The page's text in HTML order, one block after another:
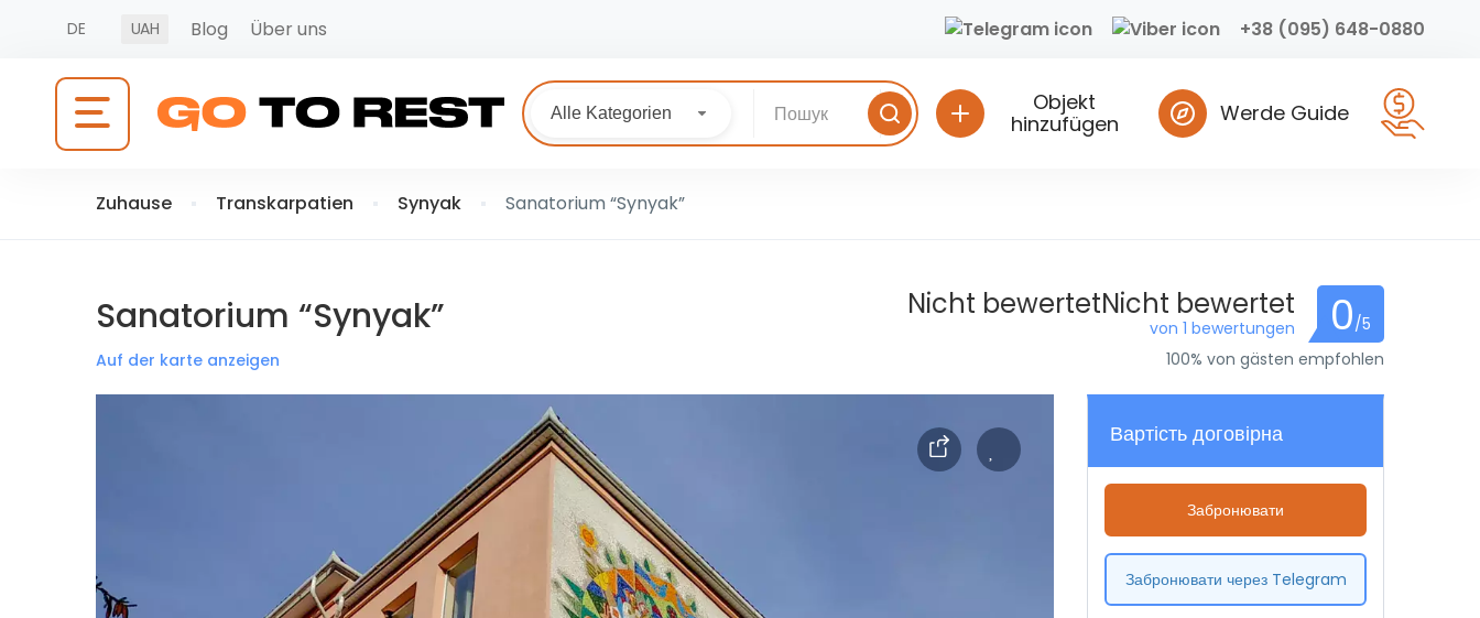
DE UAH Blog Über uns +38 (095) 648-0880
Alle Kategorien
Objekt
hinzufügen
Werde Guide
Zuhause Transkarpatien Synyak Sanatorium “Synyak”
Sanatorium “Synyak”
Auf der karte anzeigen
Nicht bewertetNicht bewertet
von 1 bewertungen 0/5
100% von gästen empfohlen
Вартість договірна
Забронювати
Забронювати через Telegram